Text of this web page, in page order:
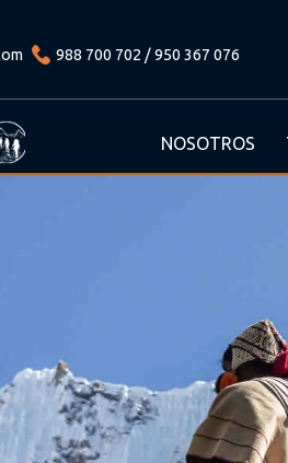
988 700 702 / 950 367 076
NOSOTROS